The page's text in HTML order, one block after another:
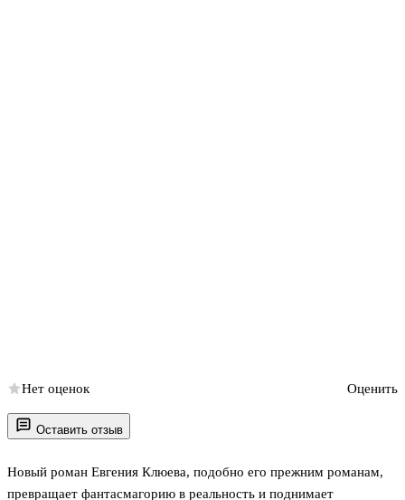
Оставить отзыв
Новый роман Евгения Клюева, подобно его прежним романам,
превращает фантасмагорию в реальность и поднимает
Нет оценок Оценить